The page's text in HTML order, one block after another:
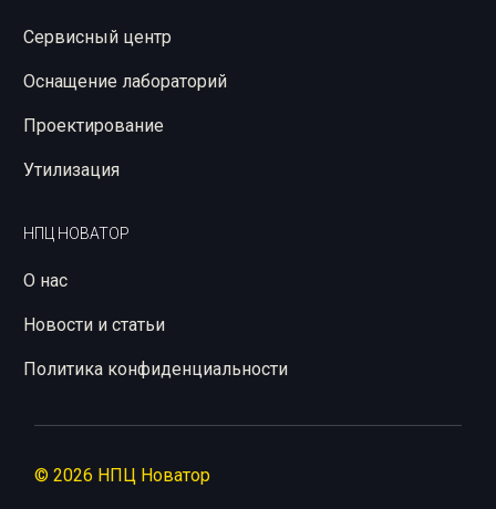
Сервисный центр
Оснащение лабораторий
Проектирование
Утилизация
НПЦ НОВАТОР
О нас
Новости и статьи
Политика конфиденциальности
© 2026 НПЦ Новатор